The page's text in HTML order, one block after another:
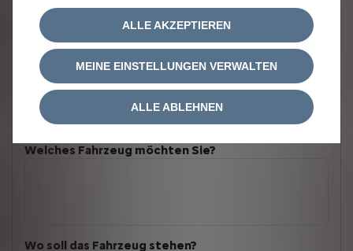
Welches Fahrzeug möchten Sie?
Wo soll das Fahrzeug stehen?
MEINE EINSTELLUNGEN VERWALTEN
ALLE AKZEPTIEREN
ALLE ABLEHNEN